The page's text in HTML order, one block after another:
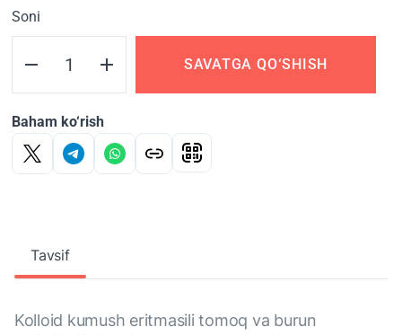
Soni
SAVATGA QO‘SHISH
Baham ko‘rish
Tavsif
Kolloid kumush eritmasili tomoq va burun